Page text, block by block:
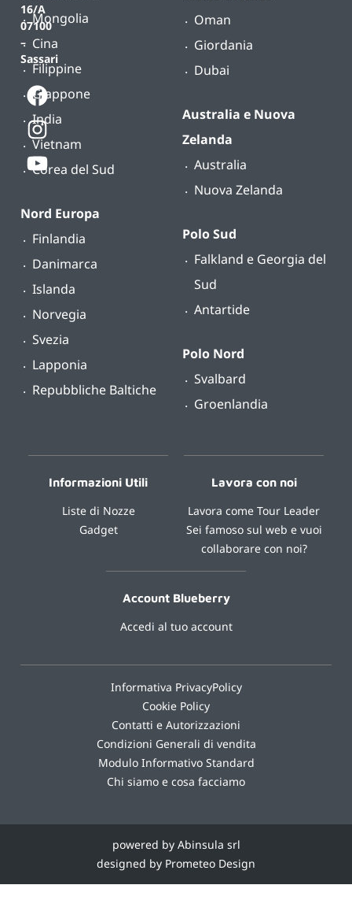
16/A
07100
–
Sassari
Mongolia
Cina
Filippine
Giappone
India
Vietnam
Corea del Sud
Nord Europa
Finlandia
Danimarca
Islanda
Norvegia
Svezia
Lapponia
Repubbliche Baltiche
Oman
Giordania
Dubai
Australia e Nuova
Zelanda
Australia
Nuova Zelanda
Polo Sud
Falkland e Georgia del
Sud
Antartide
Polo Nord
Svalbard
Groenlandia
Informazioni Utili
Liste di Nozze
Gadget
Lavora con noi
Lavora come Tour Leader
Sei famoso sul web e vuoi
collaborare con noi?
Account Blueberry
Accedi al tuo account
Informativa PrivacyPolicy
Cookie Policy
Contatti e Autorizzazioni
Condizioni Generali di vendita
Modulo Informativo Standard
Chi siamo e cosa facciamo
powered by Abinsula srl
designed by Prometeo Design